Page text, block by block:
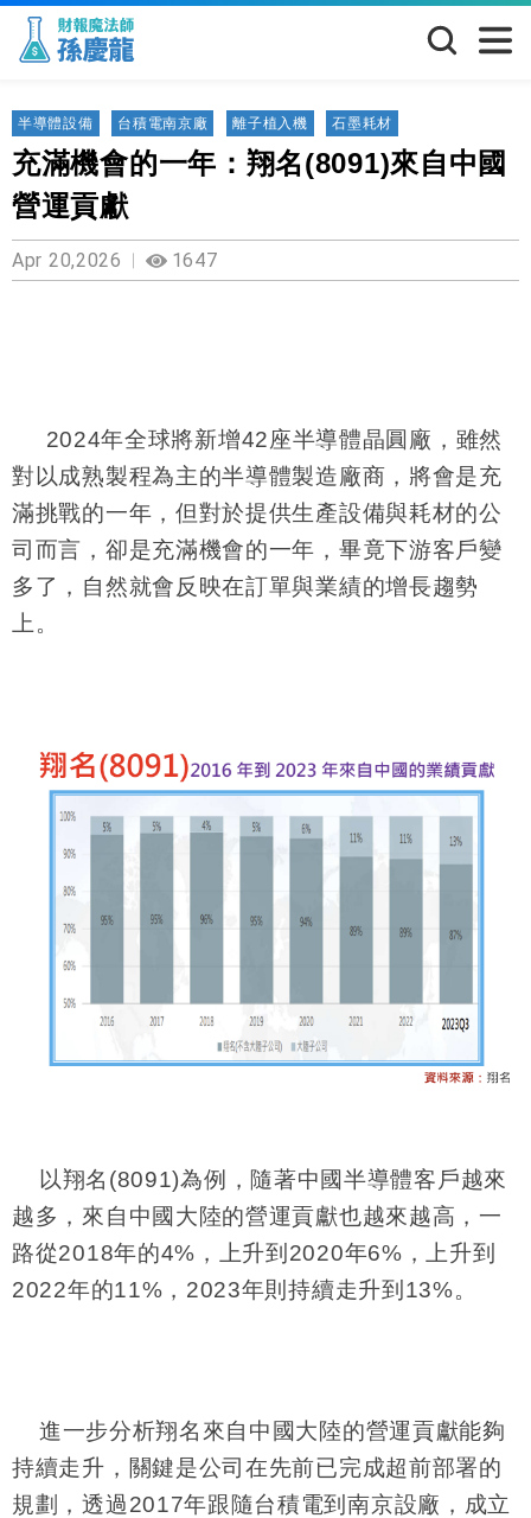
半導體設備 台積電南京廠 離子植入機 石墨耗材
充滿機會的一年：翔名(8091)來自中國
營運貢獻
Apr 20,2026 1647
2024年全球將新增42座半導體晶圓廠，雖然
對以成熟製程為主的半導體製造廠商，將會是充
滿挑戰的一年，但對於提供生產設備與耗材的公
司而言，卻是充滿機會的一年，畢竟下游客戶變
多了，自然就會反映在訂單與業績的增長趨勢
上。
以翔名(8091)為例，隨著中國半導體客戶越來
越多，來自中國大陸的營運貢獻也越來越高，一
路從2018年的4%，上升到2020年6%，上升到
2022年的11%，2023年則持續走升到13%。
進一步分析翔名來自中國大陸的營運貢獻能夠
持續走升，關鍵是公司在先前已完成超前部署的
規劃，透過2017年跟隨台積電到南京設廠，成立